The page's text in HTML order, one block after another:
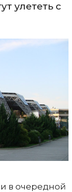
улететь с
в очередной